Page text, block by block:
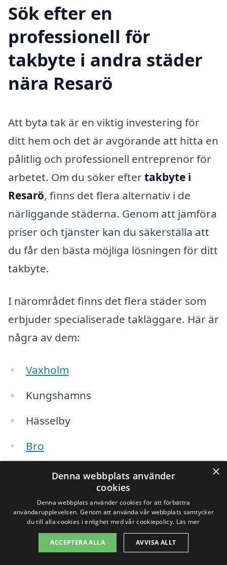
Sök efter en
professionell för
takbyte i andra städer
nära Resarö
Att byta tak är en viktig investering för
ditt hem och det är avgörande att hitta en
pålitlig och professionell entreprenör för
arbetet. Om du söker eftertakbyte i
Resarö, finns det flera alternativ i de
närliggande städerna. Genom att jämföra
priser och tjänster kan du säkerställa att
du får den bästa möjliga lösningen för ditt
takbyte.
I närområdet finns det flera städer som
erbjuder specialiserade takläggare. Här är
några av dem:
Vaxholm
Kungshamns
Hässelby
Bro
Bromma
Danderyd
×
Denna webbplats använder
cookies
Denna webbplats använder cookies för att förbättra
användarupplevelsen. Genom att använda vår webbplats samtycker
du till alla cookies i enlighet med vår cookiepolicy. Läs mer
ACCEPTERA ALLA AVVISA ALLT